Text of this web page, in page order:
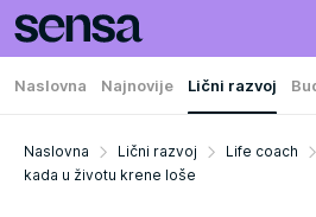
Naslovna Najnovije Lični razvoj
Naslovna Lični razvoj Life coach
kada u životu krene loše